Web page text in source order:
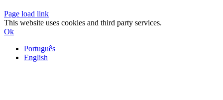
Page load link
This website uses cookies and third party services.
Ok
Português
English